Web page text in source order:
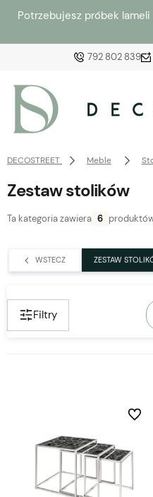
Potrzebujesz próbek
792 802 839
zaloguj się, aby
z
DECOSTREET Meble
Zestaw stolików
Ta kategoria zawiera 6
WSTECZ ZESTAW
Filtry
Do